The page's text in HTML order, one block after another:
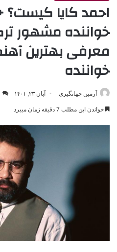
احمد کایا کیست؟
خواننده مشهور
معرفی بهترین
خواننده
آرمین جهانگیری آبان ۲۳, ۱۴۰۱
خواندن این مطلب 7 دقیقه زمان میبرد